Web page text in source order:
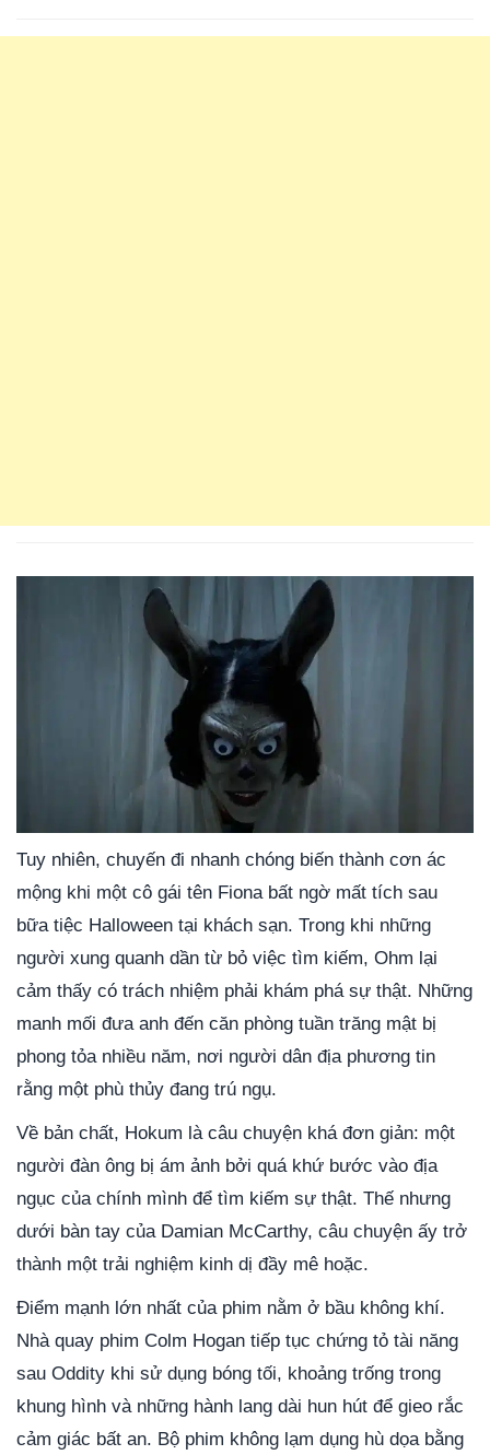
Tuy nhiên, chuyến đi nhanh chóng biến thành cơn ác
mộng khi một cô gái tên Fiona bất ngờ mất tích sau
bữa tiệc Halloween tại khách sạn. Trong khi những
người xung quanh dần từ bỏ việc tìm kiếm, Ohm lại
cảm thấy có trách nhiệm phải khám phá sự thật. Những
manh mối đưa anh đến căn phòng tuần trăng mật bị
phong tỏa nhiều năm, nơi người dân địa phương tin
rằng một phù thủy đang trú ngụ.
Về bản chất, Hokum là câu chuyện khá đơn giản: một
người đàn ông bị ám ảnh bởi quá khứ bước vào địa
ngục của chính mình để tìm kiếm sự thật. Thế nhưng
dưới bàn tay của Damian McCarthy, câu chuyện ấy trở
thành một trải nghiệm kinh dị đầy mê hoặc.
Điểm mạnh lớn nhất của phim nằm ở bầu không khí.
Nhà quay phim Colm Hogan tiếp tục chứng tỏ tài năng
sau Oddity khi sử dụng bóng tối, khoảng trống trong
khung hình và những hành lang dài hun hút để gieo rắc
cảm giác bất an. Bộ phim không lạm dụng hù dọa bằng